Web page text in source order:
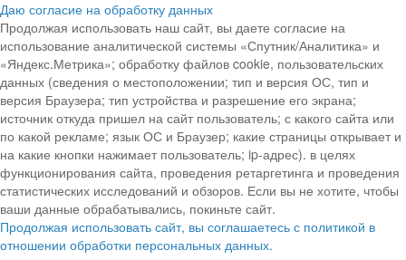
Даю согласие на обработку данных
Продолжая использовать наш сайт, вы даете согласие на
использование аналитической системы «Спутник/Аналитика» и
«Яндекс.Метрика»; обработку файлов cookie, пользовательских
данных (сведения о местоположении; тип и версия ОС, тип и
версия Браузера; тип устройства и разрешение его экрана;
источник откуда пришел на сайт пользователь; с какого сайта или
по какой рекламе; язык ОС и Браузер; какие страницы открывает и
на какие кнопки нажимает пользователь; ip-адрес). в целях
функционирования сайта, проведения ретаргетинга и проведения
статистических исследований и обзоров. Если вы не хотите, чтобы
ваши данные обрабатывались, покиньте сайт.
Продолжая использовать сайт, вы соглашаетесь с политикой в
отношении обработки персональных данных.